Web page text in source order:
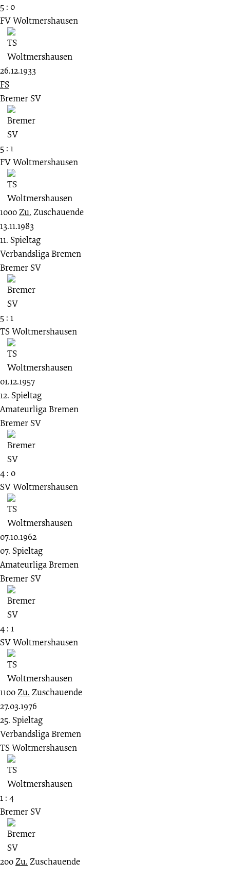
5 : 0
FV Woltmershausen
26.12.1933
FS
Bremer SV
5 : 1
FV Woltmershausen
1000Zu. Zuschauende
13.11.1983
11. Spieltag
Verbandsliga Bremen
Bremer SV
5 : 1
TS Woltmershausen
01.12.1957
12. Spieltag
Amateurliga Bremen
Bremer SV
4 : 0
SV Woltmershausen
07.10.1962
07. Spieltag
Amateurliga Bremen
Bremer SV
4 : 1
SV Woltmershausen
1100Zu. Zuschauende
27.03.1976
25. Spieltag
Verbandsliga Bremen
TS Woltmershausen
1 : 4
Bremer SV
200Zu. Zuschauende